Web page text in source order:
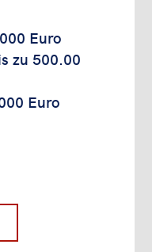
Euro
zu 500.00
Euro